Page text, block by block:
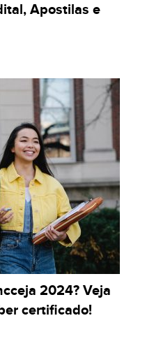
Apostilas e
2024? Veja
certificado!